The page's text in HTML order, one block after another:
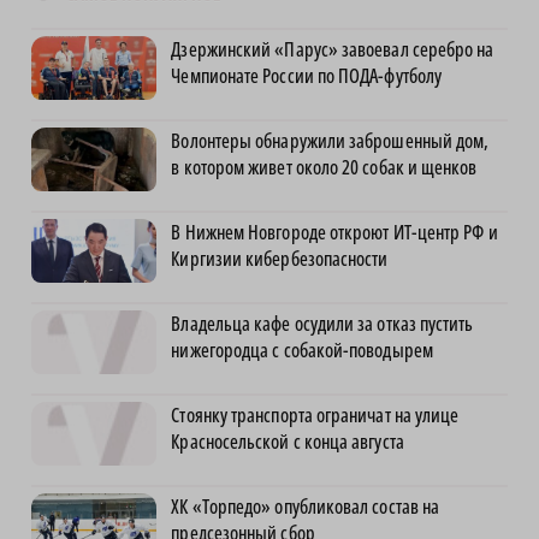
Дзержинский «Парус» завоевал серебро на
Чемпионате России по ПОДА-футболу
Волонтеры обнаружили заброшенный дом,
в котором живет около 20 собак и щенков
В Нижнем Новгороде откроют ИТ-центр РФ и
Киргизии кибербезопасности
Владельца кафе осудили за отказ пустить
нижегородца с собакой-поводырем
Стоянку транспорта ограничат на улице
Красносельской с конца августа
ХК «Торпедо» опубликовал состав на
предсезонный сбор